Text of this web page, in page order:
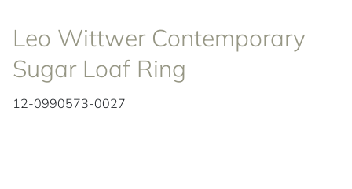
Leo Wittwer Contemporary
Sugar Loaf Ring
12-0990573-0027